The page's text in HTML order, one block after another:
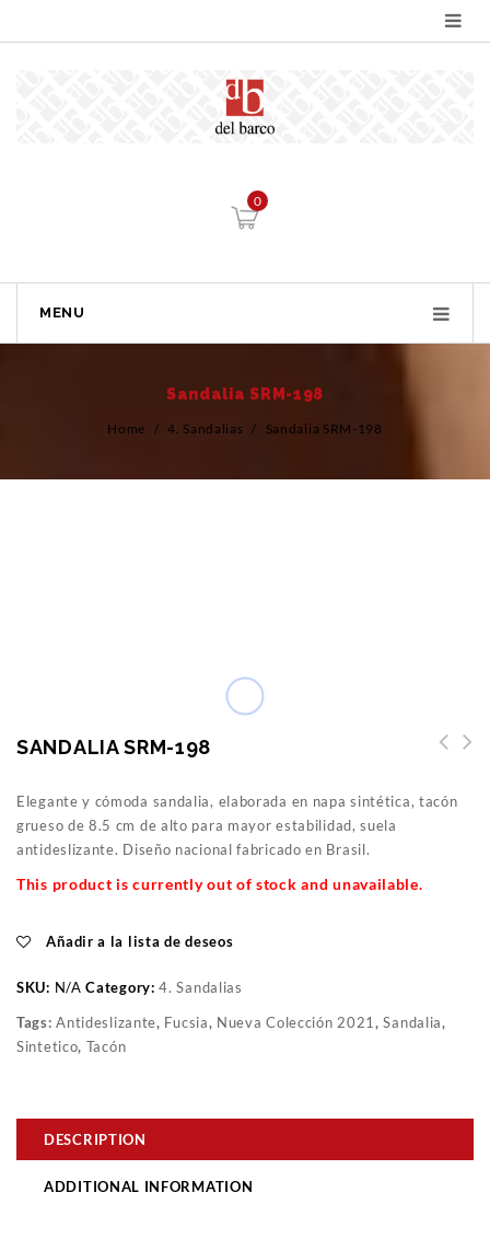
0
MENU
Sandalia SRM-198
Home / 4. Sandalias / Sandalia SRM-198
SANDALIA SRM-198
Elegante y cómoda sandalia, elaborada en napa sintética, tacón
grueso de 8.5 cm de alto para mayor estabilidad, suela
antideslizante. Diseño nacional fabricado en Brasil.
This product is currently out of stock and unavailable.
Añadir a la lista de deseos
SKU: N/A Category:4. Sandalias
Tags:Antideslizante, Fucsia, Nueva Colección 2021,Sandalia,
Sintetico, Tacón
DESCRIPTION
ADDITIONAL INFORMATION